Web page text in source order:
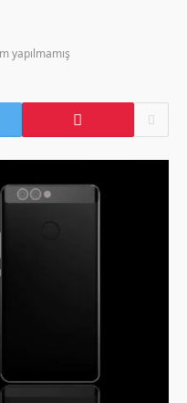
yapılmamış